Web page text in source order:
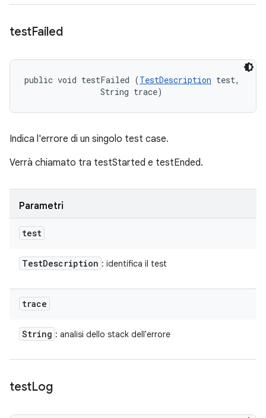
testFailed
public void testFailed (TestDescription test,
                String trace)
Indica l'errore di un singolo test case.
Verrà chiamato tra testStarted e testEnded.
Parametri
test
TestDescription : identifica il test
trace
String : analisi dello stack dell'errore
testLog